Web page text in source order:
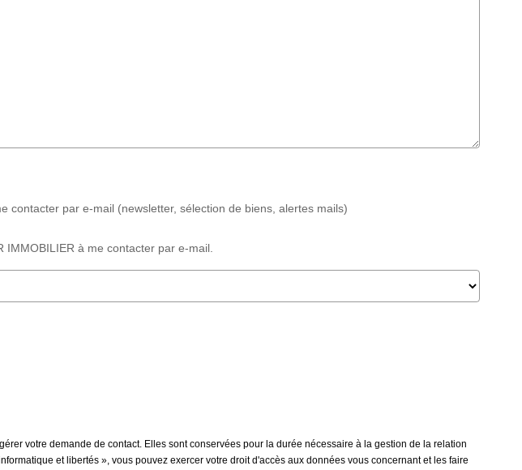
contacter par e-mail (newsletter, sélection de biens, alertes mails)
IMMOBILIER à me contacter par e-mail.
votre demande de contact. Elles sont conservées pour la durée nécessaire à la gestion de la relation
et libertés », vous pouvez exercer votre droit d'accès aux données vous concernant et les faire